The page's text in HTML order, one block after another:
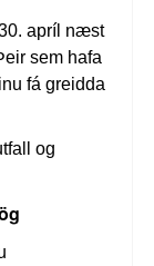
apríl næst
sem hafa
fá greidda
og